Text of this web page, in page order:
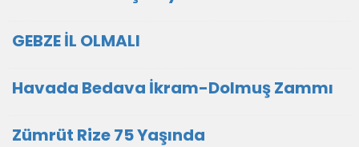
GEBZE İL OLMALI
Havada Bedava İkram-Dolmuş Zammı
Zümrüt Rize 75 Yaşında